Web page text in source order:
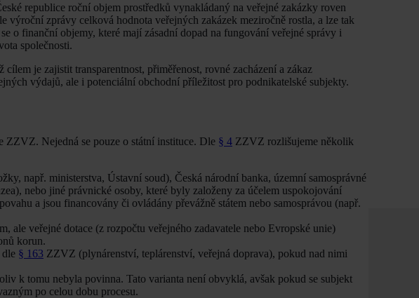
republice roční objem prostředků vynakládaný na veřejné zakázky roven
výroční zprávy celková hodnota veřejných zakázek meziročně rostla, a lze tak
o finanční objemy, které mají zásadní dopad na fungování veřejné správy i
společnosti.
je zajistit transparentnost, přiměřenost, rovné zacházení a zákaz
výdajů, ale i potenciální obchodní příležitost pro podnikatelské subjekty.
ZZVZ. Nejedná se pouze o státní instituce. Dle § 4 ZZVZ rozlišujeme několik
např. ministerstva, Ústavní soud), Česká národní banka, územní samosprávné
nebo jiné právnické osoby, které byly založeny za účelem uspokojování
a jsou financovány či ovládány převážně státem nebo samosprávou (např.
ale veřejné dotace (z rozpočtu veřejného zadavatele nebo Evropské unie)
korun.
dle § 163 ZZVZ (plynárenství, teplárenství, veřejná doprava), pokud nad nimi
k tomu nebyla povinna. Tato varianta není obvyklá, avšak pokud se subjekt
po celou dobu procesu.